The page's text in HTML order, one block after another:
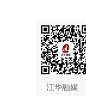
江华融媒